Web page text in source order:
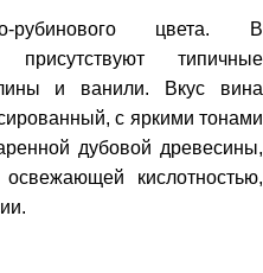
рубинового цвета. В
присутствуют типичные
и ванили. Вкус вина
с яркими тонами
дубовой древесины,
кислотностью,